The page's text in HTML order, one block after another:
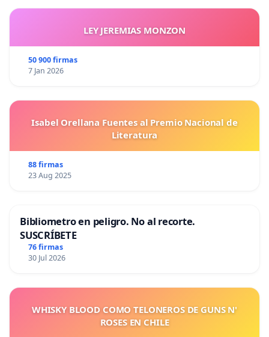
LEY JEREMIAS MONZON
50 900 firmas
7 Jan 2026
Isabel Orellana Fuentes al Premio Nacional de
Literatura
88 firmas
23 Aug 2025
Bibliometro en peligro. No al recorte.
SUSCRÍBETE
76 firmas
30 Jul 2026
WHISKY BLOOD COMO TELONEROS DE GUNS N'
ROSES EN CHILE